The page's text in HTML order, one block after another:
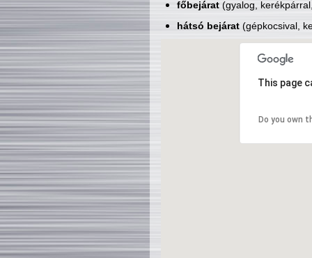
főbejárat(gyalog,
hátsó bejárat(gépkocsival,
This page
Do you own